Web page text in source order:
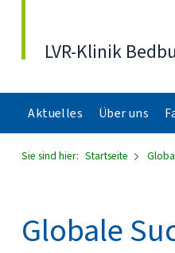
LVR-Klinik
Aktuelles Über uns
Sie sind hier: Startseite
Globale